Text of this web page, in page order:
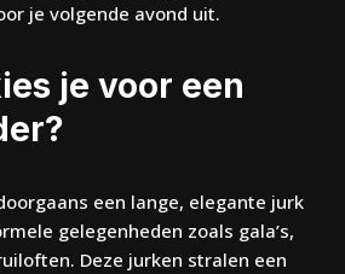
je volgende avond uit.
je voor een
een lange, elegante jurk
gelegenheden zoals gala’s,
Deze jurken stralen een